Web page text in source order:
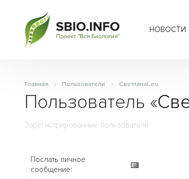
НОВОСТИ
Главная Пользователи СветланаLeo
Пользователь «
Зарегистрированные пользователи
Послать личное
сообщение: